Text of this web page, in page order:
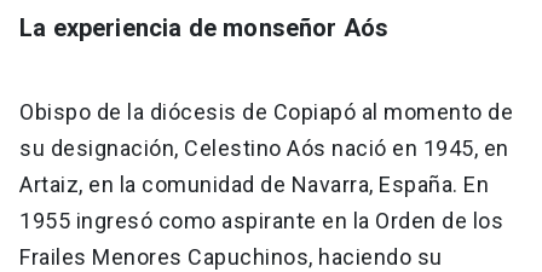
La experiencia de monseñor Aós
Obispo de la diócesis de Copiapó al momento de
su designación, Celestino Aós nació en 1945, en
Artaiz, en la comunidad de Navarra, España. En
1955 ingresó como aspirante en la Orden de los
Frailes Menores Capuchinos, haciendo su